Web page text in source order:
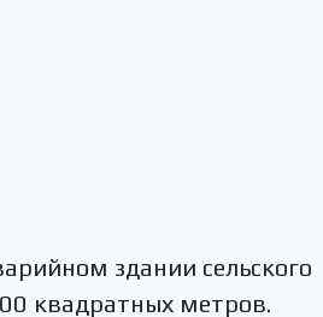
здании сельского
квадратных метров.